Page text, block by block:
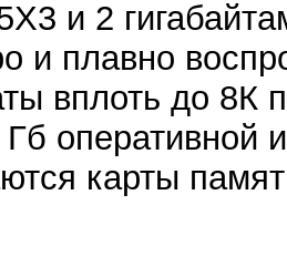
и 2
и плавно
вплоть до 8К
оперативной
карты